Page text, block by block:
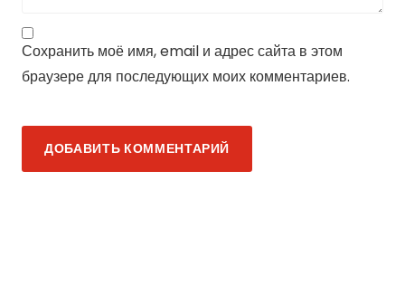
Сохранить моё имя, email и адрес сайта в этом
браузере для последующих моих комментариев.
ДОБАВИТЬ КОММЕНТАРИЙ